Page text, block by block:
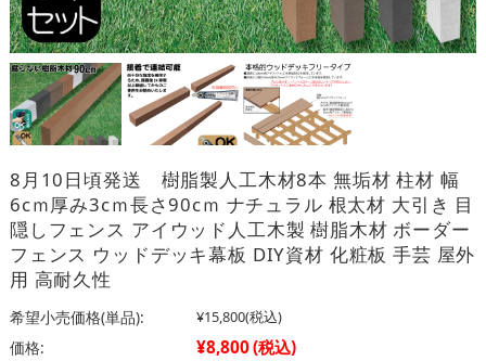
8月10日頃発送 樹脂製人工木材8本 無垢材 柱材 幅
6cｍ厚み3cｍ長さ90cｍ ナチュラル 根太材 大引き 目
隠しフェンス アイウッド人工木製 樹脂木材 ボーダー
フェンス ウッドデッキ幕板 DIY資材 化粧板 手芸 屋外
用 高耐久性
希望小売価格(単品): ¥15,800(税込)
価格: ¥8,800(税込)